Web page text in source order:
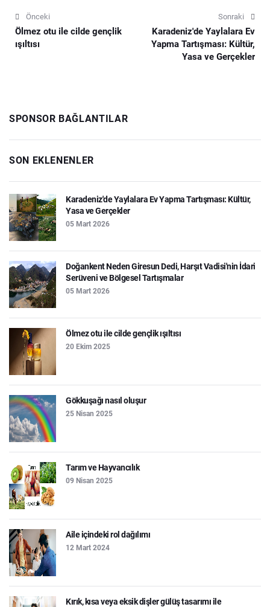
Önceki
Ölmez otu ile cilde gençlik
ışıltısı
Sonraki
Karadeniz'de Yaylalara Ev
Yapma Tartışması: Kültür,
Yasa ve Gerçekler
SPONSOR BAĞLANTILAR
SON EKLENENLER
Karadeniz'de Yaylalara Ev Yapma Tartışması: Kültür,
Yasa ve Gerçekler
05 Mart 2026
Doğankent Neden Giresun Dedi, Harşıt Vadisi'nin İdari
Serüveni ve Bölgesel Tartışmalar
05 Mart 2026
Ölmez otu ile cilde gençlik ışıltısı
20 Ekim 2025
Gökkuşağı nasıl oluşur
25 Nisan 2025
Tarım ve Hayvancılık
09 Nisan 2025
Aile içindeki rol dağılımı
12 Mart 2024
Kırık, kısa veya eksik dişler gülüş tasarımı ile